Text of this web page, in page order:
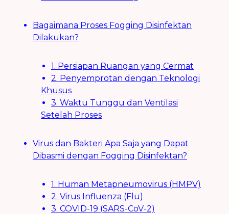
Bagaimana Proses Fogging Disinfektan
Dilakukan?
1. Persiapan Ruangan yang Cermat
2. Penyemprotan dengan Teknologi
Khusus
3. Waktu Tunggu dan Ventilasi
Setelah Proses
Virus dan Bakteri Apa Saja yang Dapat
Dibasmi dengan Fogging Disinfektan?
1. Human Metapneumovirus (HMPV)
2. Virus Influenza (Flu)
3. COVID-19 (SARS-CoV-2)